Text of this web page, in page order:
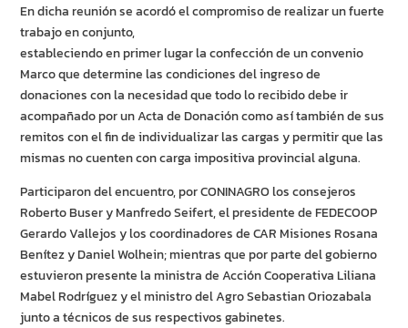
En dicha reunión se acordó el compromiso de realizar un fuerte
trabajo en conjunto,
estableciendo en primer lugar la confección de un convenio
Marco que determine las condiciones del ingreso de
donaciones con la necesidad que todo lo recibido debe ir
acompañado por un Acta de Donación como así también de sus
remitos con el fin de individualizar las cargas y permitir que las
mismas no cuenten con carga impositiva provincial alguna.
Participaron del encuentro, por CONINAGRO los consejeros
Roberto Buser y Manfredo Seifert, el presidente de FEDECOOP
Gerardo Vallejos y los coordinadores de CAR Misiones Rosana
Benítez y Daniel Wolhein; mientras que por parte del gobierno
estuvieron presente la ministra de Acción Cooperativa Liliana
Mabel Rodríguez y el ministro del Agro Sebastian Oriozabala
junto a técnicos de sus respectivos gabinetes.